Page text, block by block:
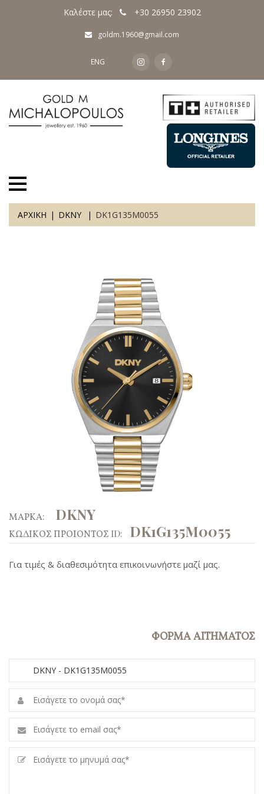
Καλέστε μας: +30 26950 23902
goldm.1960@gmail.com
ENG
ΑΡΧΙΚΗ DKNY DK1G135M0055
ΜΑΡΚΑ: DKNY
ΚΩΔΙΚΟΣ ΠΡΟΙΟΝΤΟΣ ID: DK1G135M0055
Για τιμές & διαθεσιμότητα επικοινωνήστε μαζί μας.
ΦΟΡΜΑ ΑΙΤΗΜΑΤΟΣ